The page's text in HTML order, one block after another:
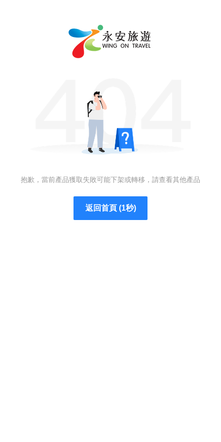
抱歉，當前產品獲取失敗可能下架或轉移，請查看其他產品
返回首頁 (1秒)